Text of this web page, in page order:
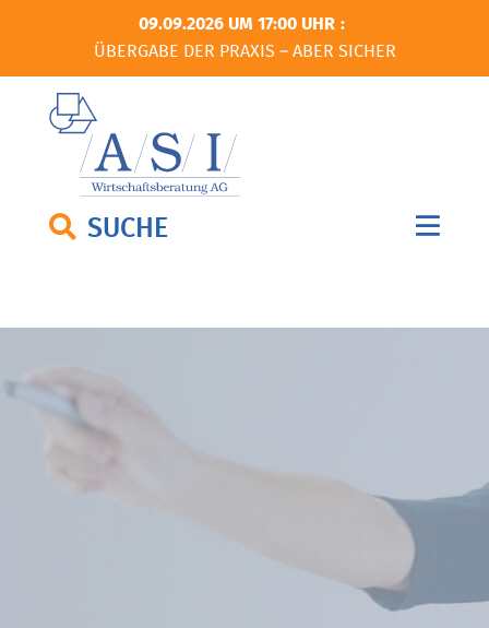
09.09.2026 UM 17:00 UHR
ÜBERGABE DER PRAXIS – ABER SICHER
SUCHE